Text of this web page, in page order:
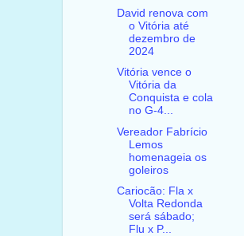
David renova com
o Vitória até
dezembro de
2024
Vitória vence o
Vitória da
Conquista e cola
no G-4...
Vereador Fabrício
Lemos
homenageia os
goleiros
Cariocão: Fla x
Volta Redonda
será sábado;
Flu x P...